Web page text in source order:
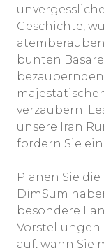
Geschichte,
bunten
verzaubern.
unsere Iran
fordern Sie
Planen Sie
DimSum
besondere
Vorstellungen
auf, wann Sie